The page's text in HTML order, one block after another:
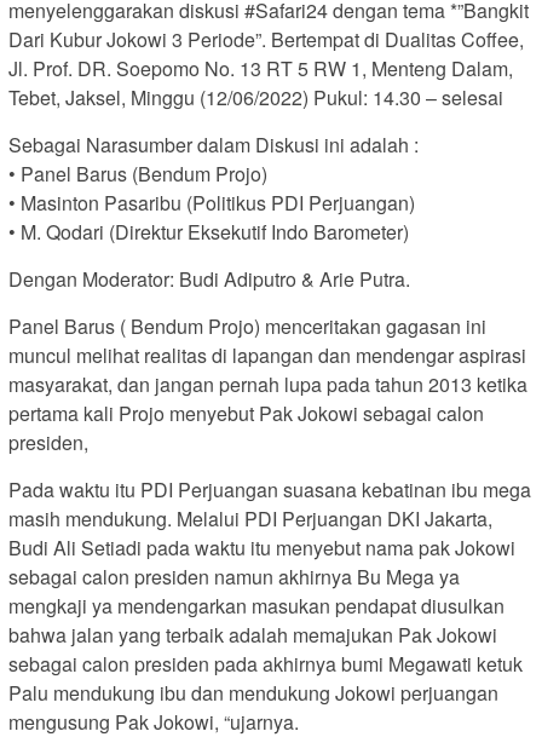
menyelenggarakan diskusi #Safari24 dengan tema *”Bangkit
Dari Kubur Jokowi 3 Periode”. Bertempat di Dualitas Coffee,
Jl. Prof. DR. Soepomo No. 13 RT 5 RW 1, Menteng Dalam,
Tebet, Jaksel, Minggu (12/06/2022) Pukul: 14.30 – selesai
Sebagai Narasumber dalam Diskusi ini adalah :
• Panel Barus (Bendum Projo)
• Masinton Pasaribu (Politikus PDI Perjuangan)
• M. Qodari (Direktur Eksekutif Indo Barometer)
Dengan Moderator: Budi Adiputro & Arie Putra.
Panel Barus ( Bendum Projo) menceritakan gagasan ini
muncul melihat realitas di lapangan dan mendengar aspirasi
masyarakat, dan jangan pernah lupa pada tahun 2013 ketika
pertama kali Projo menyebut Pak Jokowi sebagai calon
presiden,
Pada waktu itu PDI Perjuangan suasana kebatinan ibu mega
masih mendukung. Melalui PDI Perjuangan DKI Jakarta,
Budi Ali Setiadi pada waktu itu menyebut nama pak Jokowi
sebagai calon presiden namun akhirnya Bu Mega ya
mengkaji ya mendengarkan masukan pendapat diusulkan
bahwa jalan yang terbaik adalah memajukan Pak Jokowi
sebagai calon presiden pada akhirnya bumi Megawati ketuk
Palu mendukung ibu dan mendukung Jokowi perjuangan
mengusung Pak Jokowi, “ujarnya.